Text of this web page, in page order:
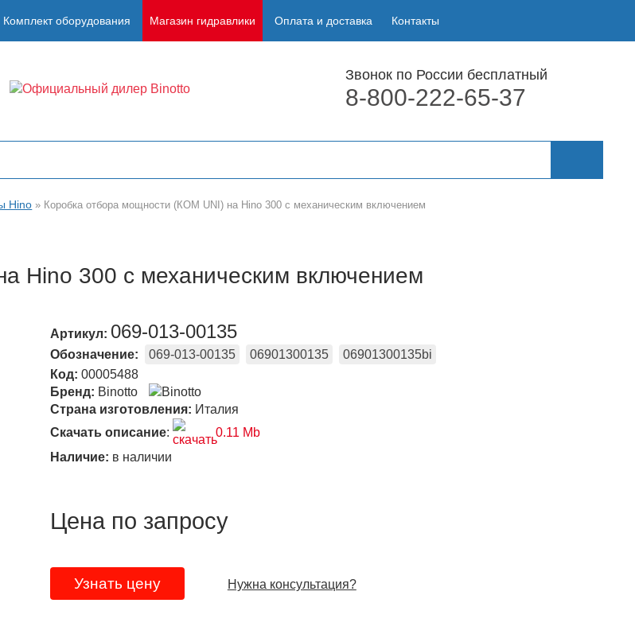
Комплект оборудования Магазин гидравлики Оплата и доставка Контакты
Звонок по России бесплатный
8-800-222-65-37
Hino » Коробка отбора мощности (КОМ UNI) на Hino 300 с механическим включением
Hino 300 с механическим включением
Артикул: 069-013-00135
Обозначение: 069-013-00135 06901300135
06901300135bi
Код: 00005488
Бренд: Binotto
Страна изготовления: Италия
Скачать описание:
0.11 Mb
Наличие: в наличии
Цена по запросу
Узнать цену Нужна консультация?